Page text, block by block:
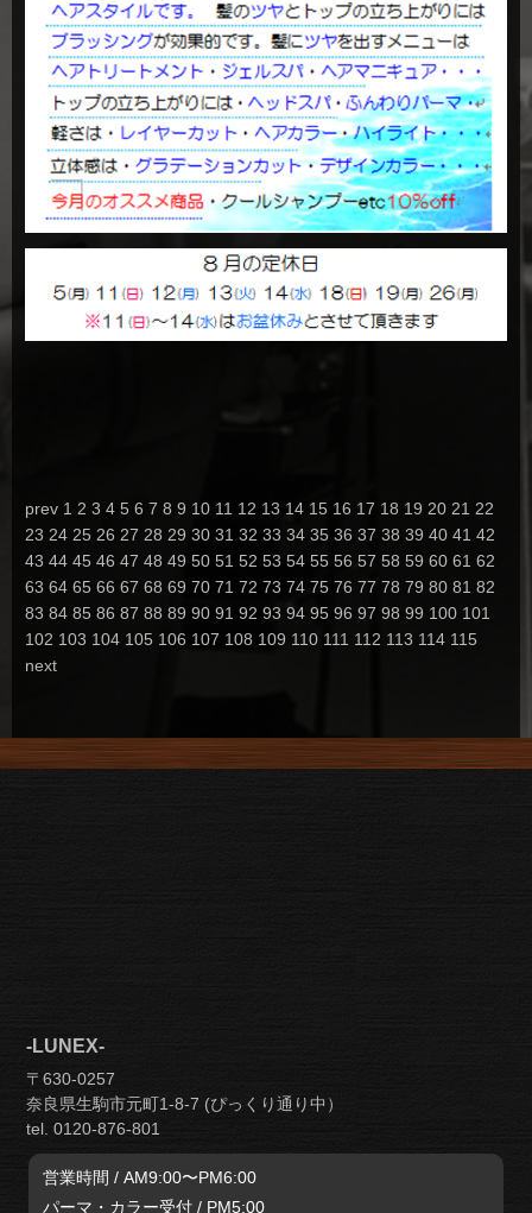
prev 1 2 3 4 5 6 7 8 9 10 11 12 13 14 15 16 17 18 19 20 21 22
23 24 25 26 27 28 29 30 31 32 33 34 35 36 37 38 39 40 41 42
43 44 45 46 47 48 49 50 51 52 53 54 55 56 57 58 59 60 61 62
63 64 65 66 67 68 69 70 71 72 73 74 75 76 77 78 79 80 81 82
83 84 85 86 87 88 89 90 91 92 93 94 95 96 97 98 99 100 101
102 103 104 105 106 107 108 109 110 111 112 113 114 115
next
-LUNEX-
〒630-0257
奈良県生駒市元町1-8-7 (ぴっくり通り中）
tel. 0120-876-801
営業時間 / AM9:00〜PM6:00
パーマ・カラー受付 / PM5:00